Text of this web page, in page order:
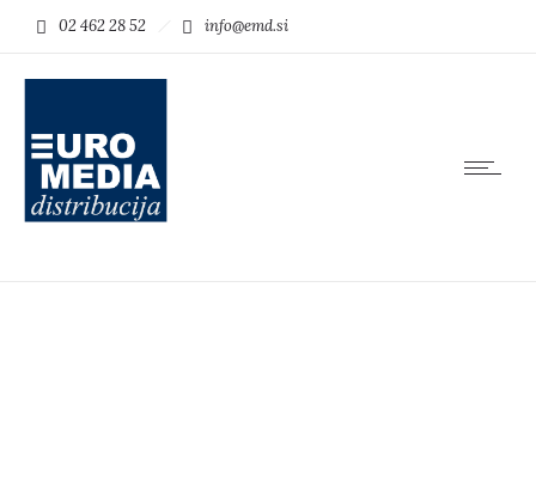
02 462 28 52 info@emd.si